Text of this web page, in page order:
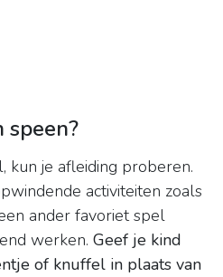
speen?
kun je afleiding proberen.
activiteiten zoals
ander favoriet spel
werken. Geef je kind
of knuffel in plaats van